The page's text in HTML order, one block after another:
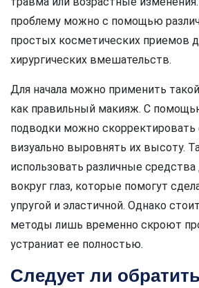
проблему можно с помощью
простых косметических приемов
хирургических вмешательств.
Для начала можно применить
как правильный макияж. С
подводки можно скорректировать
визуально выровнять их высоту.
использовать различные
вокруг глаз, которые помогут
упругой и эластичной. Однако
методы лишь временно скроют
устраниат ее полностью.
Следует ли